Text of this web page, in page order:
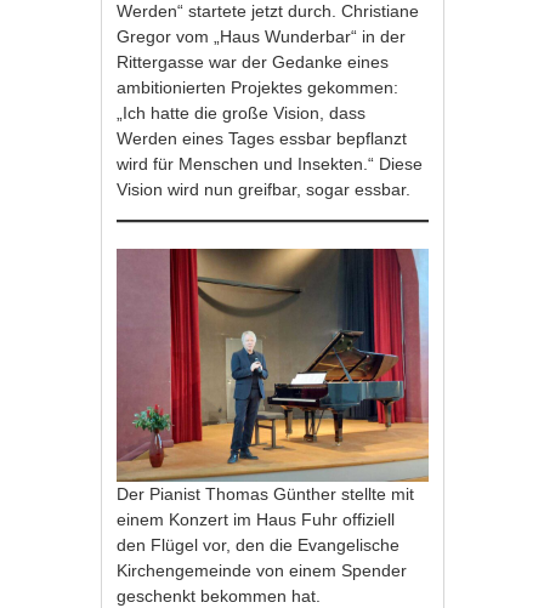
Werden“ startete jetzt durch. Christiane
Gregor vom „Haus Wunderbar“ in der
Rittergasse war der Gedanke eines
ambitionierten Projektes gekommen:
„Ich hatte die große Vision, dass
Werden eines Tages essbar bepflanzt
wird für Menschen und Insekten.“ Diese
Vision wird nun greifbar, sogar essbar.
Der Pianist Thomas Günther stellte mit
einem Konzert im Haus Fuhr offiziell
den Flügel vor, den die Evangelische
Kirchengemeinde von einem Spender
geschenkt bekommen hat.